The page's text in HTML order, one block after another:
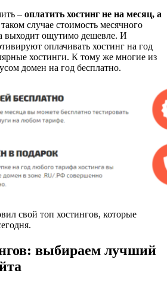
– оплатить хостинг не на месяц, а
случае стоимость месячного
выходит ощутимо дешевле. И
оплачивать хостинг на год
хостинги. К тому же многие из
домен на год бесплатно.
свой топ хостингов, которые
выбираем лучший